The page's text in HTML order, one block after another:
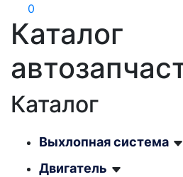
0
Каталог
Каталог
Выхлопная система
Двигатель